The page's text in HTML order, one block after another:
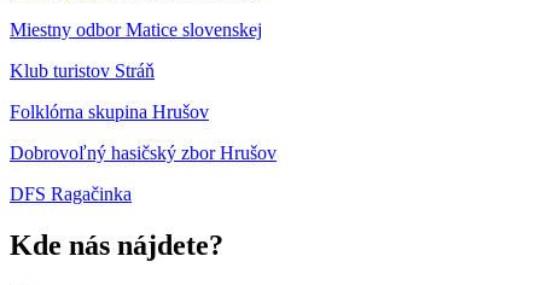
Miestny odbor Matice slovenskej
Klub turistov Stráň
Folklórna skupina Hrušov
Dobrovoľný hasičský zbor Hrušov
DFS Ragačinka
Kde nás nájdete?